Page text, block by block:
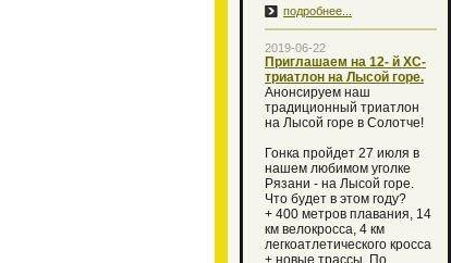
подробнее...
2019-06-22
Приглашаем на 12- й XC-
триатлон на Лысой горе.
Анонсируем наш
традиционный триатлон
на Лысой горе в Солотче!
Гонка пройдет 27 июля в
нашем любимом уголке
Рязани - на Лысой горе.
Что будет в этом году?
+ 400 метров плавания, 14
км велокросса, 4 км
легкоатлетического кросса
+ новые трассы. По